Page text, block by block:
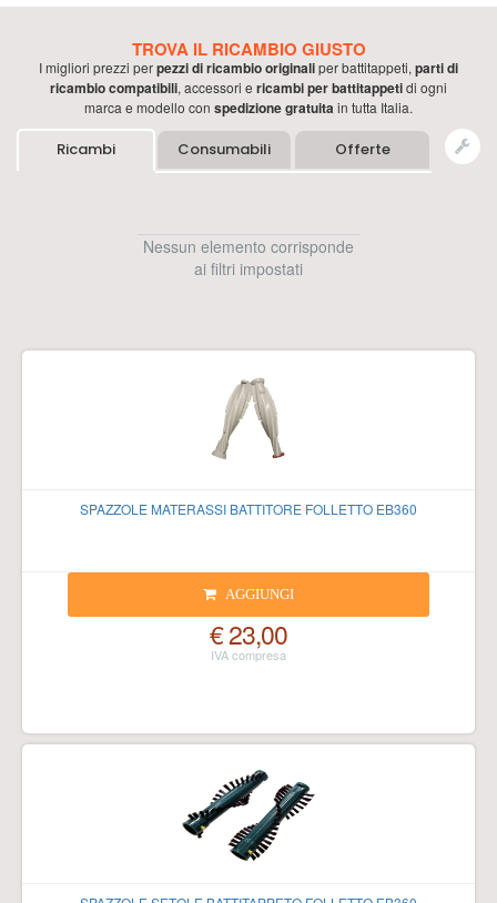
TROVA IL RICAMBIO GIUSTO
I migliori prezzi perpezzi di ricambio originaliperbattitappeti, parti di
ricambio compatibili, accessori e ricambi perbattitappetidi ogni
marca e modello con spedizione gratuitain tutta Italia.
Ricambi Consumabili Offerte
Nessun elemento corrisponde
ai filtri impostati
SPAZZOLE MATERASSI BATTITORE FOLLETTO EB360
AGGIUNGI
€ 23,00